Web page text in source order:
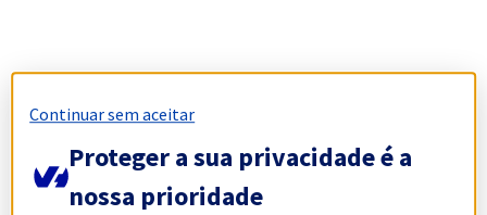
Continuar sem aceitar
Proteger a sua privacidade é a
nossa prioridade